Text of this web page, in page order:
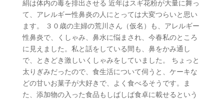
絹は体内の毒を排出させる 近年はスギ花粉が大量に舞っ
て、アレルギー性鼻炎の人にとっては大変つらいと思い
ます。 ３０歳の主婦の荒川さん（仮名）も、アレルギー
性鼻炎で、くしゃみ、鼻水に悩まされ、今春私のところ
に見えました。私と話をしている間も、鼻をかみ通し
で、ときどき激しいくしゃみをしていました。 ちょっと
太りぎみだったので、食生活について伺うと、ケーキな
どの甘いお菓子が大好きで、よく食べるそうです。ま
た、添加物の入った食品もしばしば食卓に載せるという